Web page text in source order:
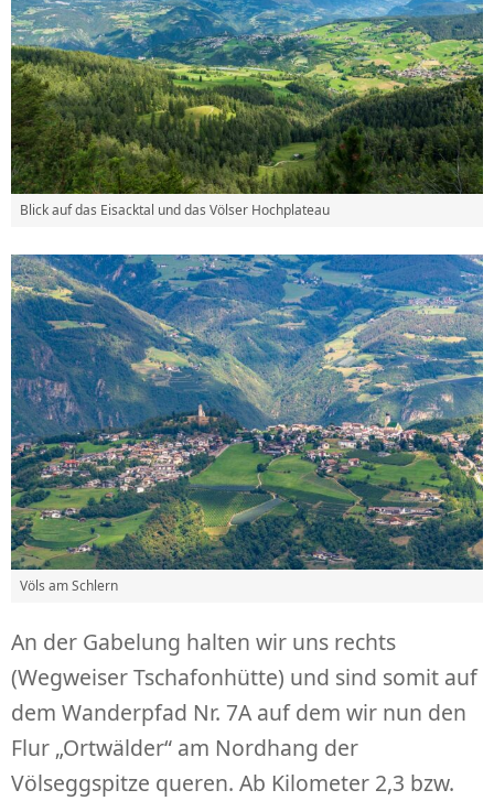
Blick auf das Eisacktal und das Völser Hochplateau
Völs am Schlern
An der Gabelung halten wir uns rechts
(Wegweiser Tschafonhütte) und sind somit auf
dem Wanderpfad Nr. 7A auf dem wir nun den
Flur „Ortwälder“ am Nordhang der
Völseggspitze queren. Ab Kilometer 2,3 bzw.